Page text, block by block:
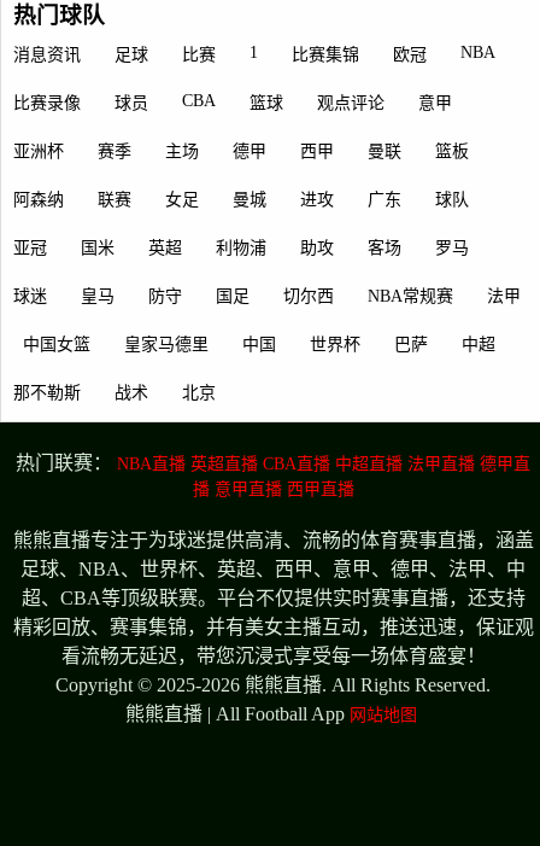
热门球队
消息资讯 足球 比赛 1 比赛集锦 欧冠 NBA
比赛录像 球员 CBA 篮球 观点评论 意甲
亚洲杯 赛季 主场 德甲 西甲 曼联 篮板
阿森纳 联赛 女足 曼城 进攻 广东 球队
亚冠 国米 英超 利物浦 助攻 客场 罗马
球迷 皇马 防守 国足 切尔西 NBA常规赛 法甲
中国女篮 皇家马德里 中国 世界杯 巴萨 中超
那不勒斯 战术 北京
热门联赛： NBA直播 英超直播 CBA直播 中超直播 法甲直播 德甲直
播 意甲直播 西甲直播
熊熊直播专注于为球迷提供高清、流畅的体育赛事直播，涵盖
足球、NBA、世界杯、英超、西甲、意甲、德甲、法甲、中
超、CBA等顶级联赛。平台不仅提供实时赛事直播，还支持
精彩回放、赛事集锦，并有美女主播互动，推送迅速，保证观
看流畅无延迟，带您沉浸式享受每一场体育盛宴！
Copyright © 2025-2026 熊熊直播. All Rights Reserved.
熊熊直播 | All Football App 网站地图